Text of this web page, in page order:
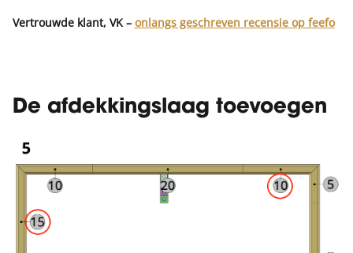
Vertrouwde klant, VK – onlangs geschreven recensie op feefo
De afdekkingslaag toevoegen